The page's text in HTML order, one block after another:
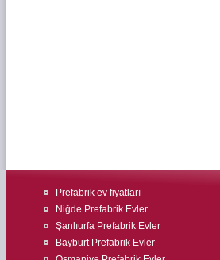
Prefabrik ev fiyatları
Niğde Prefabrik Evler
Şanlıurfa Prefabrik Evler
Bayburt Prefabrik Evler